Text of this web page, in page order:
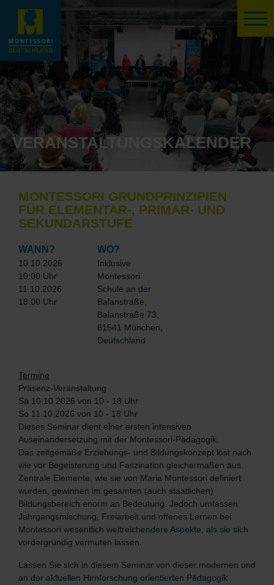
VERANSTALTUNGSKALENDER
MONTESSORI GRUNDPRINZIPIEN
FÜR ELEMENTAR-, PRIMAR- UND
SEKUNDARSTUFE
WANN?
10.10.2026
10:00 Uhr
11.10.2026
18:00 Uhr
WO?
Inklusive
Montessori
Schule an der
Balanstraße,
Balanstraße 73,
81541 München,
Deutschland
Termine
Präsenz-Veranstaltung
Sa 10.10.2026 von 10 - 18 Uhr
So 11.10.2026 von 10 - 18 Uhr
Dieses Seminar dient einer ersten intensiven
Auseinandersetzung mit der Montessori-Pädagogik.
Das zeitgemäße Erziehungs- und Bildungskonzept löst nach
wie vor Begeisterung und Faszination gleichermaßen aus.
Zentrale Elemente, wie sie von Maria Montessori definiert
wurden, gewinnen im gesamten (auch staatlichen)
Bildungsbereich enorm an Bedeutung. Jedoch umfassen
Jahrgangsmischung, Freiarbeit und offenes Lernen bei
Montessori wesentlich weitreichendere Aspekte, als sie sich
vordergründig vermuten lassen.
Lassen Sie sich in diesem Seminar von dieser modernen und
an der aktuellen Hirnforschung orientierten Pädagogik